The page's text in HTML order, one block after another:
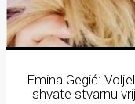
Emina Gegić:
shvate stvarnu